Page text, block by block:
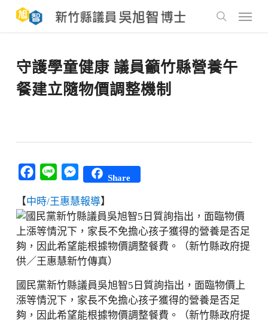
main
Menu
守護學童健康 議員籲竹縣營養午
餐建立隨物價調整機制
Facebook
Line Messenger
Share
【中時/王惠慧報導】
國民黨新竹縣議員吳旭智5日質詢指出，面臨物價上
漲等情況下，家長不免擔心孩子獲得的營養是否足
夠，因此希望能根據物價調整餐費。（新竹縣政府提